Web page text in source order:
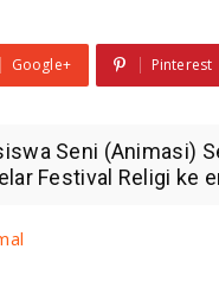
Google+ Pinterest
Seni (Animasi)
Festival Religi ke